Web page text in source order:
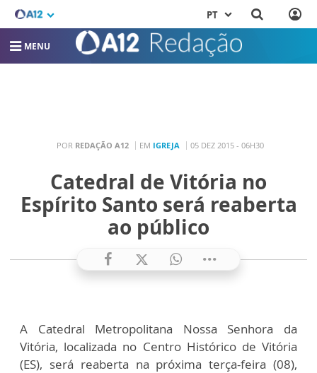
PT
MENU
POR REDAÇÃO A12 EM IGREJA 05 DEZ 2015 - 06H30
Catedral de Vitória no
Espírito Santo será reaberta
ao público
A Catedral Metropolitana Nossa Senhora da
Vitória, localizada no Centro Histórico de Vitória
(ES), será reaberta na próxima terça-feira (08),